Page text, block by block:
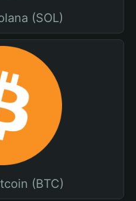
(SOL)
(BTC)